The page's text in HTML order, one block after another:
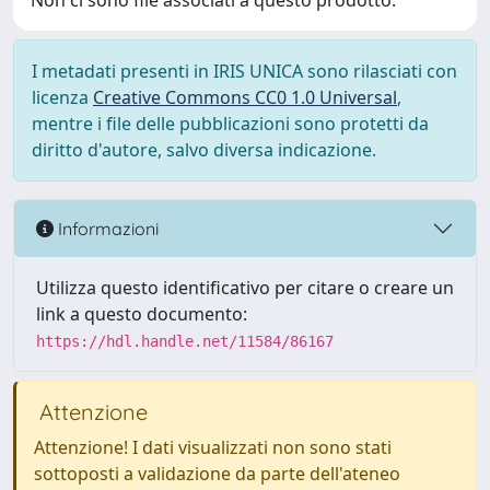
I metadati presenti in IRIS UNICA sono rilasciati con
licenza Creative Commons CC0 1.0 Universal,
mentre i file delle pubblicazioni sono protetti da
diritto d'autore, salvo diversa indicazione.
Informazioni
Utilizza questo identificativo per citare o creare un
link a questo documento:
https://hdl.handle.net/11584/86167
Attenzione
Attenzione! I dati visualizzati non sono stati
sottoposti a validazione da parte dell'ateneo